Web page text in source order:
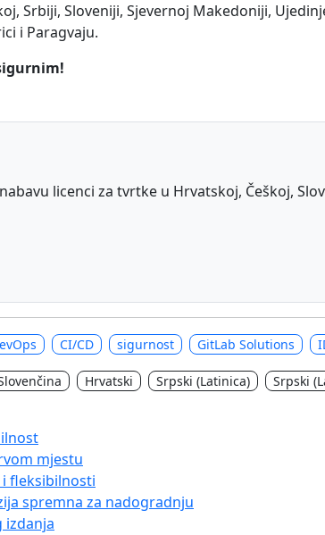
Srbiji, Sloveniji, Sjevernoj Makedoniji,
i Paragvaju.
licenci za tvrtke u Hrvatskoj, Češkoj,
CI/CD sigurnost GitLab Solutions
Hrvatski Srpski (Latinica) Srpski
mjestu
fleksibilnosti
spremna za nadogradnju
izdanja